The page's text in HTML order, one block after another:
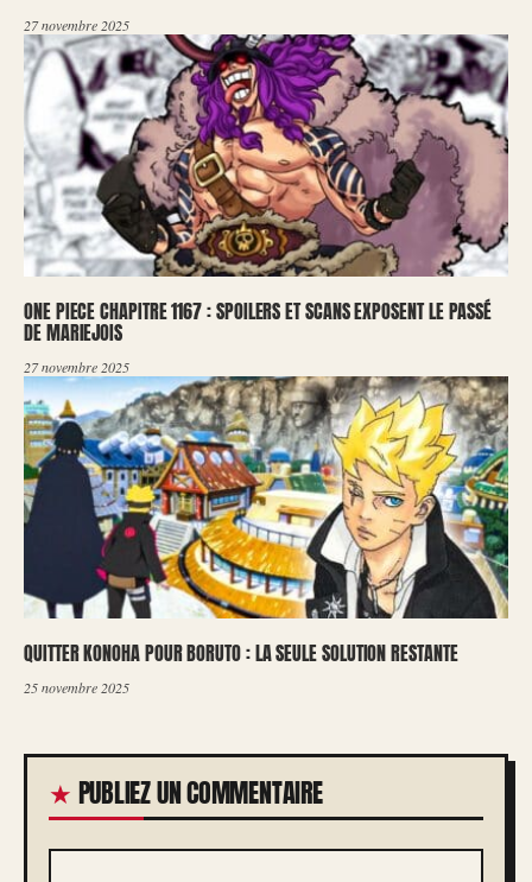
27 novembre 2025
ONE PIECE CHAPITRE 1167 : SPOILERS ET SCANS EXPOSENT LE PASSÉ
DE MARIEJOIS
27 novembre 2025
QUITTER KONOHA POUR BORUTO : LA SEULE SOLUTION RESTANTE
25 novembre 2025
PUBLIEZ UN COMMENTAIRE
COMMENTAIRE